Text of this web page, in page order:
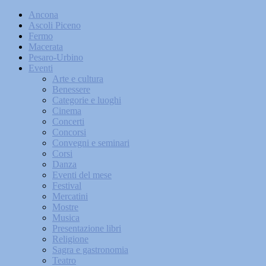
Ancona
Ascoli Piceno
Fermo
Macerata
Pesaro-Urbino
Eventi
Arte e cultura
Benessere
Categorie e luoghi
Cinema
Concerti
Concorsi
Convegni e seminari
Corsi
Danza
Eventi del mese
Festival
Mercatini
Mostre
Musica
Presentazione libri
Religione
Sagra e gastronomia
Teatro